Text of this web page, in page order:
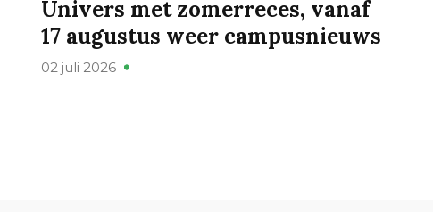
Univers met zomerreces, vanaf
17 augustus weer campusnieuws
02 juli 2026